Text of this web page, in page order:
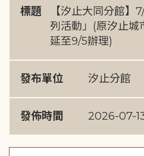
標題
【汐止大同分館】
列活動」(原汐止城
延至9/5辦理)
發布單位 汐止分館
發佈時間 2026-07-